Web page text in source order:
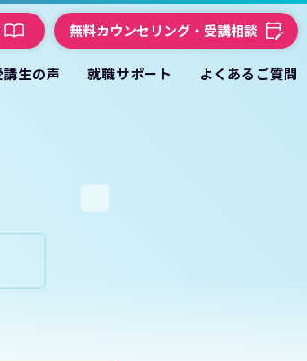
講生の声 就職サポート よくあるご質問
無料カウンセリング・受講相談